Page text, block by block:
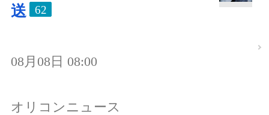
送
62
08月08日 08:00
オリコンニュース